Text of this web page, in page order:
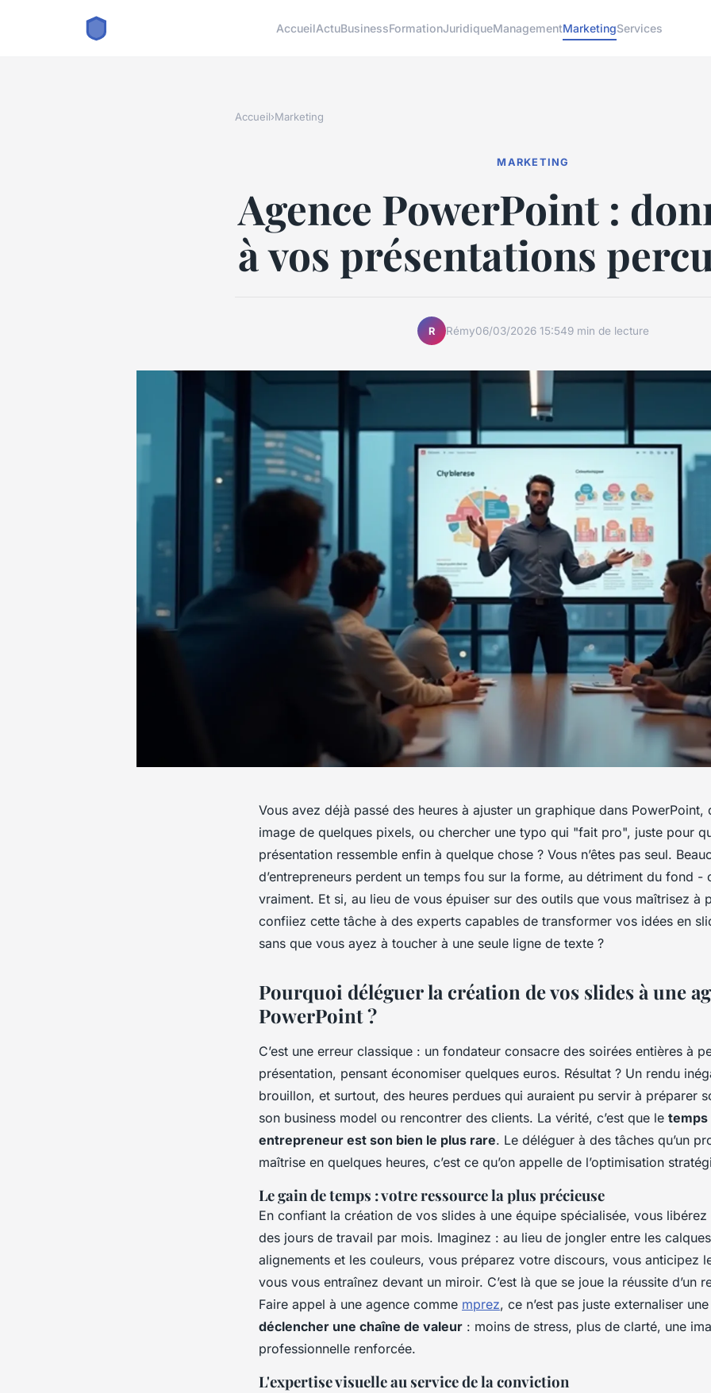
AccueilActuBusinessFormationJuridiqueManagementMarketingServices
Accueil›Marketing
MARKETING
Agence PowerPoint :
à vos présentations
R Rémy06/03/2026 15:549 min de lecture
Vous avez déjà passé des heures à ajuster un graphique dans PowerPoint,
image de quelques pixels, ou chercher une typo qui "fait pro", juste pour
présentation ressemble enfin à quelque chose ? Vous n’êtes pas seul.
d’entrepreneurs perdent un temps fou sur la forme, au détriment du fond -
vraiment. Et si, au lieu de vous épuiser sur des outils que vous maîtrisez à
confiiez cette tâche à des experts capables de transformer vos idées en
sans que vous ayez à toucher à une seule ligne de texte ?
Pourquoi déléguer la création de vos slides à une
PowerPoint ?
C’est une erreur classique : un fondateur consacre des soirées entières à
présentation, pensant économiser quelques euros. Résultat ? Un rendu
brouillon, et surtout, des heures perdues qui auraient pu servir à préparer
son business model ou rencontrer des clients. La vérité, c’est que le temps
entrepreneur est son bien le plus rare. Le déléguer à des tâches qu’un
maîtrise en quelques heures, c’est ce qu’on appelle de l’optimisation
Le gain de temps : votre ressource la plus précieuse
En confiant la création de vos slides à une équipe spécialisée, vous
des jours de travail par mois. Imaginez : au lieu de jongler entre les
alignements et les couleurs, vous préparez votre discours, vous anticipez
vous vous entraînez devant un miroir. C’est là que se joue la réussite d’un
Faire appel à une agence comme mprez, ce n’est pas juste externaliser
déclencher une chaîne de valeur : moins de stress, plus de clarté, une
professionnelle renforcée.
L'expertise visuelle au service de la conviction